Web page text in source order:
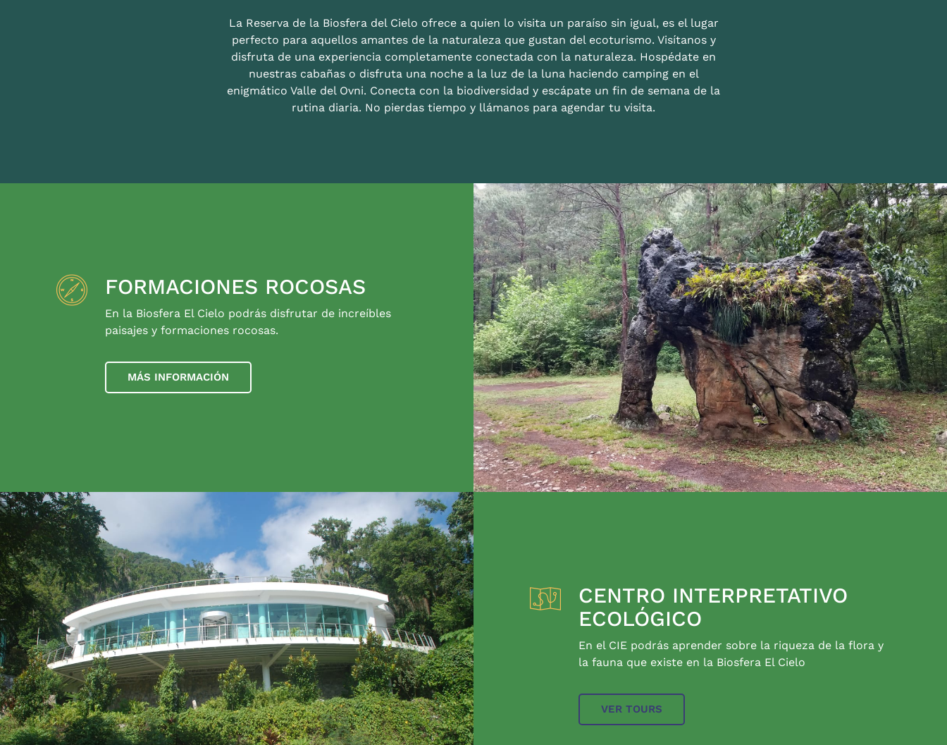
La Reserva de la Biosfera del Cielo ofrece a quien lo visita un paraíso sin igual, es el lugar
perfecto para aquellos amantes de la naturaleza que gustan del ecoturismo. Visítanos y
disfruta de una experiencia completamente conectada con la naturaleza. Hospédate en
nuestras cabañas o disfruta una noche a la luz de la luna haciendo camping en el
enigmático Valle del Ovni. Conecta con la biodiversidad y escápate un fin de semana de la
rutina diaria. No pierdas tiempo y llámanos para agendar tu visita.
FORMACIONES ROCOSAS
En la Biosfera El Cielo podrás disfrutar de increíbles
paisajes y formaciones rocosas.
MÁS INFORMACIÓN
CENTRO INTERPRETATIVO
ECOLÓGICO
En el CIE podrás aprender sobre la riqueza de la flora y
la fauna que existe en la Biosfera El Cielo
VER TOURS